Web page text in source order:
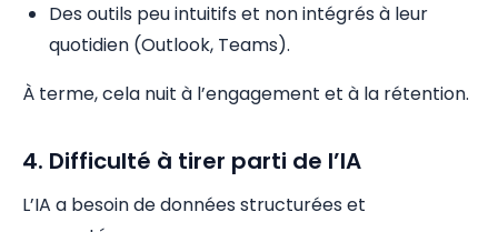
Des outils peu intuitifs et non intégrés à leur
quotidien (Outlook, Teams).
À terme, cela nuit à l’engagement et à la rétention.
4. Difficulté à tirer parti de l’IA
L’IA a besoin de données structurées et